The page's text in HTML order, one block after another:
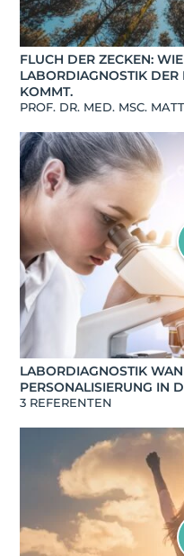
FLUCH DER ZECKEN:
LABORDIAGNOSTIK DER
KOMMT.
PROF. DR. MED. MSC.
LABORDIAGNOSTIK
PERSONALISIERUNG IN
3 REFERENTEN